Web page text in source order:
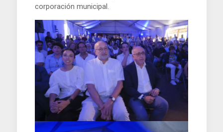
corporación municipal.